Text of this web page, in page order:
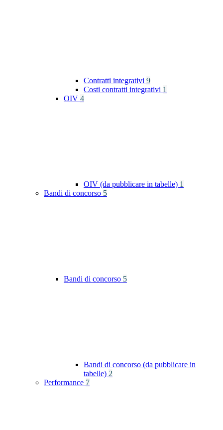
Contratti integrativi 9
Costi contratti integrativi 1
OIV 4
OIV (da pubblicare in tabelle) 1
Bandi di concorso 5
Bandi di concorso 5
Bandi di concorso (da pubblicare in
tabelle) 2
Performance 7